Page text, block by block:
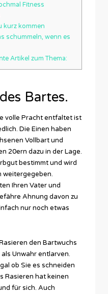
Fitness
kurz kommen
schummeln, wenn es
Artikel zum Thema:
Bartes.
volle Pracht entfaltet ist
Die Einen haben
Vollbart und
20ern dazu in der Lage.
bestimmt und wird
weitergegeben.
Ihren Vater und
Ahnung davon zu
nur noch etwas
den Bartwuchs
Unwahr entlarven.
ob Sie es schneiden
Rasieren hat keinen
für sich. Auch